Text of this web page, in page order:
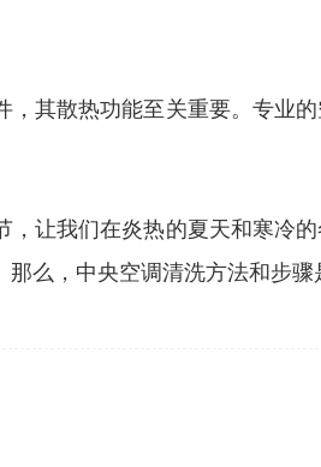
其散热功能至关重要。专业
让我们在炎热的夏天和寒冷
么，中央空调清洗方法和步骤